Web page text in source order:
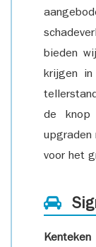
bieden
krijgen in
de knop
upgraden
voor het
Kenteken